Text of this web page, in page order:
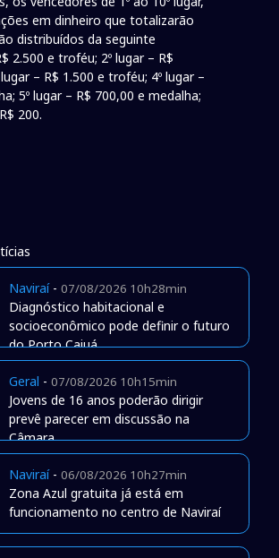
em dinheiro que totalizarão
distribuídos da seguinte
2.500 e troféu; 2º lugar – R$
– R$ 1.500 e troféu; 4º lugar –
5º lugar – R$ 700,00 e medalha;
200.
Naviraí- 07/08/2026 10h28min
Diagnóstico habitacional e
socioeconômico pode definir o futuro
do Porto Caiuá
Geral - 07/08/2026 10h15min
Jovens de 16 anos poderão dirigir
prevê parecer em discussão na
Câmara
Naviraí- 06/08/2026 10h27min
Zona Azul gratuita já está em
funcionamento no centro de Naviraí